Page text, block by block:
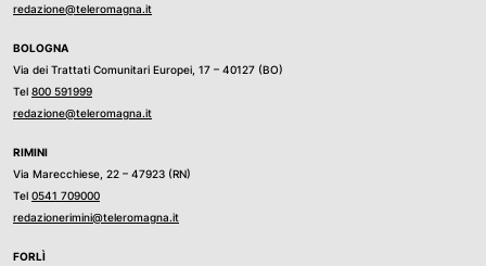
redazione@teleromagna.it
BOLOGNA
Via dei Trattati Comunitari Europei, 17 – 40127 (BO)
Tel 800 591999
redazione@teleromagna.it
RIMINI
Via Marecchiese, 22 – 47923 (RN)
Tel 0541 709000
redazionerimini@teleromagna.it
FORLÌ